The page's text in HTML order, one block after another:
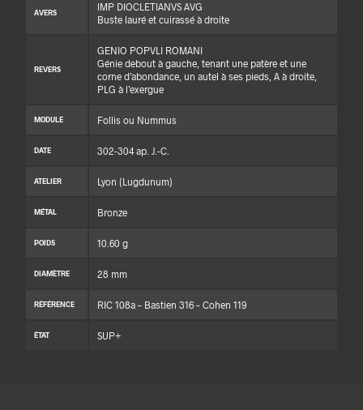
AVERS
IMP DIOCLETIANVS AVG
Buste lauré et cuirassé à droite
REVERS
GENIO POPVLI ROMANI
Génie debout à gauche, tenant une patère et une
corne d’abondance, un autel à ses pieds, A à droite,
PLG à l’exergue
MODULE Follis ou Nummus
DATE 302-304 ap. J.-C.
ATELIER Lyon (Lugdunum)
MÉTAL Bronze
POIDS 10.60 g
DIAMÈTRE 28 mm
RÉFÉRENCE RIC 108a – Bastien 316 – Cohen 119
ÉTAT SUP+